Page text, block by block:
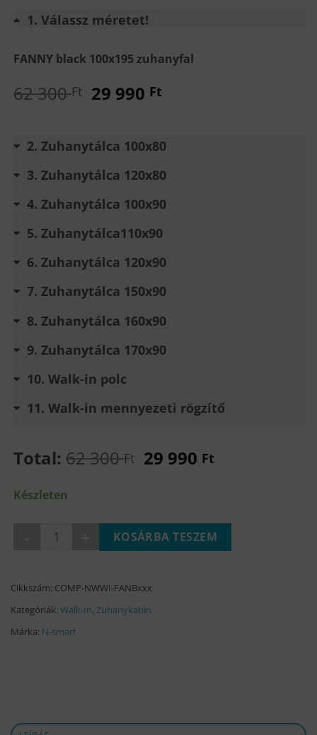
1 Válassz méretet!
FANNY black 100x195 zuhanyfal
62 300Ft Original
62
29 990 Ft
29
2 Zuhanytálca 100x80
3 Zuhanytálca 120x80
4 Zuhanytálca 100x90
5 Zuhanytálca110x90
6 Zuhanytálca 120x90
7 Zuhanytálca 150x90
8 Zuhanytálca 160x90
9 Zuhanytálca 170x90
10 Walk-in polc
11 Walk-in mennyezeti rögzítő
Total: 62 300Ft 29 990 Ft
Készleten
FANNY black walk-in zuhanyfal mennyiség
KOSÁRBA TESZEM
Cikkszám: COMP-NWWI-FANBxxx
Kategóriák: Walk-In, Zuhanykabin
Márka: N-smart